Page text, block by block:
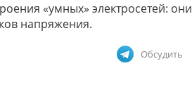
«умных» электросетей: они
напряжения.
Обсудить